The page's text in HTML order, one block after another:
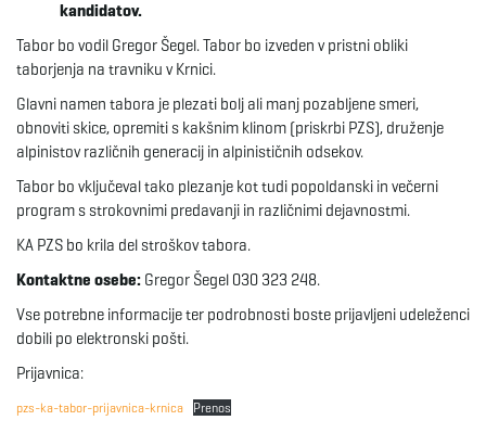
a
kandidatov.
Tabor bo vodil Gregor Šegel. Tabor bo izveden v pristni obliki
taborjenja na travniku v Krnici.
Glavni namen tabora je plezati bolj ali manj pozabljene smeri,
obnoviti skice, opremiti s kakšnim klinom (priskrbi PZS), druženje
alpinistov različnih generacij in alpinističnih odsekov.
Tabor bo vključeval tako plezanje kot tudi popoldanski in večerni
program s strokovnimi predavanji in različnimi dejavnostmi.
KA PZS bo krila del stroškov tabora.
Kontaktne osebe: Gregor Šegel 030 323 248.
Vse potrebne informacije ter podrobnosti boste prijavljeni udeleženci
dobili po elektronski pošti.
Prijavnica:
pzs-ka-tabor-prijavnica-krnica Prenos